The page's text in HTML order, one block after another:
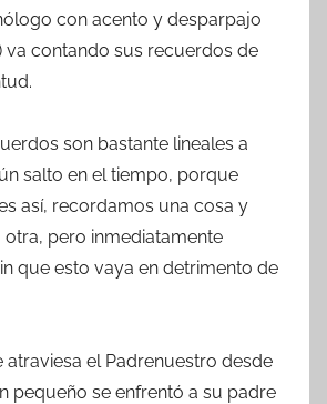
con acento y desparpajo
va contando sus recuerdos de
son bastante lineales a
salto en el tiempo, porque
así, recordamos una cosa y
otra, pero inmediatamente
que esto vaya en detrimento de
atraviesa el Padrenuestro desde
pequeño se enfrentó a su padre